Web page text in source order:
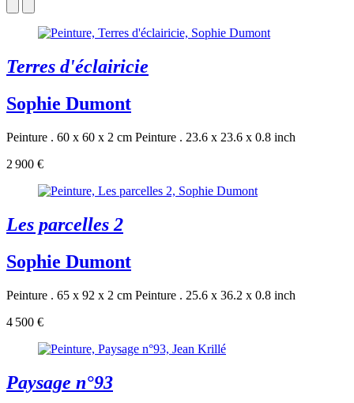
Terres d'éclairicie
Sophie Dumont
Peinture . 60 x 60 x 2 cm Peinture . 23.6 x 23.6 x 0.8 inch
2 900 €
Les parcelles 2
Sophie Dumont
Peinture . 65 x 92 x 2 cm Peinture . 25.6 x 36.2 x 0.8 inch
4 500 €
Paysage n°93